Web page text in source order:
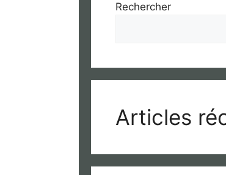
Rechercher
Articles